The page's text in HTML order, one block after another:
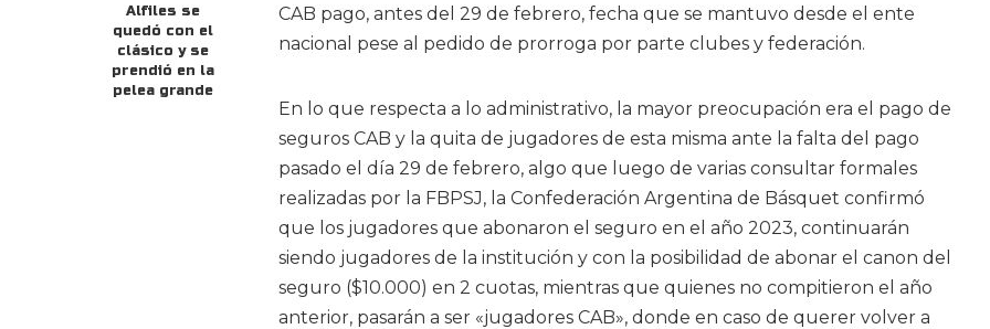
Alfiles se
quedó con el
clásico y se
prendió en la
pelea grande
CAB pago, antes del 29 de febrero, fecha que se mantuvo desde el ente
nacional pese al pedido de prorroga por parte clubes y federación.
En lo que respecta a lo administrativo, la mayor preocupación era el pago de
seguros CAB y la quita de jugadores de esta misma ante la falta del pago
pasado el día 29 de febrero, algo que luego de varias consultar formales
realizadas por la FBPSJ, la Confederación Argentina de Básquet confirmó
que los jugadores que abonaron el seguro en el año 2023, continuarán
siendo jugadores de la institución y con la posibilidad de abonar el canon del
seguro ($10.000) en 2 cuotas, mientras que quienes no compitieron el año
anterior, pasarán a ser «jugadores CAB», donde en caso de querer volver a